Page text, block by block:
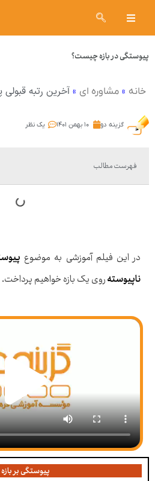
پیوستگی در بازه چیست؟
خانه » مشاوره ای » آخرین رتبه
گزینه دو ۱۰ بهمن ۱۴۰۱ یک نظر
فهرست مطالب
در این فیلم آموزشی به موضوع
ناپیوستهروی یک بازه خواهیم پرداخت.
پیوستگی بر بازه